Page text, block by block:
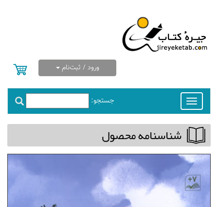
ورود / ثبت‌نام
جستجو:
Toggle
navigation
شناسنامه محصول